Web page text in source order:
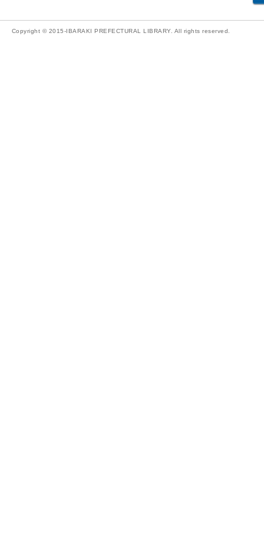
Copyright © 2015-IBARAKI PREFECTURAL LIBRARY. All rights reserved.